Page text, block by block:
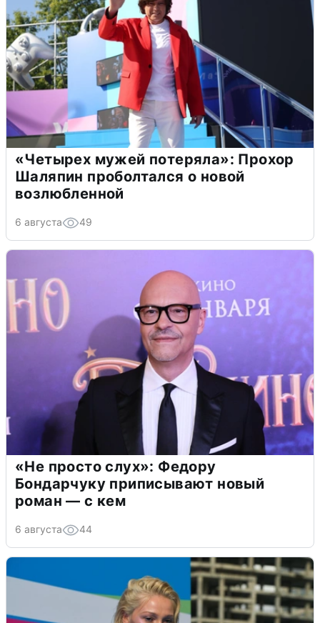
«Четырех мужей потеряла»: Прохор
Шаляпин проболтался о новой
возлюбленной
6 августа 49
«Не просто слух»: Федору
Бондарчуку приписывают новый
роман — с кем
6 августа 44